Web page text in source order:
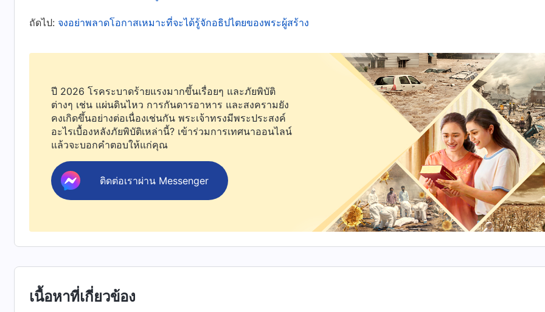
เพราะอธิปไตยและการลิขิตไว้ล่วงหน้าของพระผู้สร้าง ดวงจิตเดียวดายที่เริ่มต้นโดยปราศจากสิ่งใดโดยสิ้นเชิงจึง
ประสบการณ์กับชีวิตมนุษย์และการเดินทางผ่านโลกมนุษย์ นอกจากนี้ยังได้รับโอกาสที่จะมีประสบการณ์กับ
อธิปไตยของพระผู้สร้าง มารู้จักความอัศจรรย์แห่งการทรงสร้างของพระผู้สร้าง และยิ่งไปกว่านั้นก็คือ โอกาสที่จ
มารู้จักและยอมสยบต่อสิทธิอำนาจของพระผู้สร้าง ทว่าผู้คนส่วนใหญ่กลับไม่คว้าโอกาสที่หายากและแสนสั้นนี้เ
ไว้อย่างแท้จริง ผู้คนทุ่มเทพลังงานทั้งชีวิตต่อสู้กับชะตากรรม ใช้เวลาทั้งชีวิตวุ่นวายอยู่กับการพยายามหาเลี้ยง
ครอบครัวของตนและวิ่งวุ่นไปมาเพื่อเกียรติยศและผลประโยชน์ สิ่งทั้งหลายที่ผู้คนหวงแหนยิ่งนักคือความรัก
ครอบครัว เงินตรา ชื่อเสียงและผลประโยชน์ และพวกเขามองสิ่งเหล่านี้เป็นสิ่งล้ำค่าที่สุดในชีวิต ผู้คนล้วนพร่ำ
บ่นถึงชะตากรรมอันโหดร้าย แต่พวกเขากลับเพิกเฉยต่อประเด็นปัญหาต่างๆ ที่ผู้คนควรเข้าใจและพึงสำรวจมาก
ที่สุด นั่นคือ “เหตุใดมนุษย์จึงมีชีวิตอยู่ มนุษย์ควรดำเนินชีวิตอย่างไร รวมทั้งอะไรคือคุณค่าและความหมายของ
ชีวิตมนุษย์” ไม่ว่าพวกเขาจะอยู่ยาวนานเพียงใด พวกเขาก็จะใช้เวลาทั้งชีวิตเพียงเพื่อเร่งรีบแสวงหาชื่อเสียงและ
ผลประโยชน์ จนกระทั่งวัยเยาว์ล่วงเลยไป ผมหงอกและผิวหนังก็เหี่ยวย่นแล้ว จนกระทั่งพวกเขาตระหนักว่าชื่อ
เสียงและผลประโยชน์ไม่อาจหยุดยั้งตนจากความชราได้ เงินทองไม่อาจเติมเต็มความว่างเปล่าในหัวใจของตน
ได้ และจนกระทั่งพวกเขาเข้าใจว่าไม่มีใครสามารถหลีกหนีจากกฎแห่งการเกิด แก่ เจ็บป่วย และตายได้ รวมถึง
ไม่มีใครสามารถหลบพ้นการจัดการเตรียมการของชะตากรรม มีเพียงเมื่อพวกเขาต้องเผชิญหน้ากับหัวเลี้ยวหัวต่อ
ถัดไป: จงอย่าพลาดโอกาสเหมาะที่จะได้รู้จักอธิปไตยของพระผู้สร้าง
ปี 2026 โรคระบาดร้ายแรงมากขึ้นเรื่อยๆ และภัยพิบัติ
ต่างๆ เช่น แผ่นดินไหว การกันดารอาหาร และสงครามยัง
คงเกิดขึ้นอย่างต่อเนื่องเช่นกัน พระเจ้าทรงมีพระประสงค์
อะไรเบื้องหลังภัยพิบัติเหล่านี้? เข้าร่วมการเทศนาออนไลน์
แล้วจะบอกคำตอบให้แก่คุณ
ติดต่อเราผ่าน Messenger
เนื้อหาที่เกี่ยวข้อง